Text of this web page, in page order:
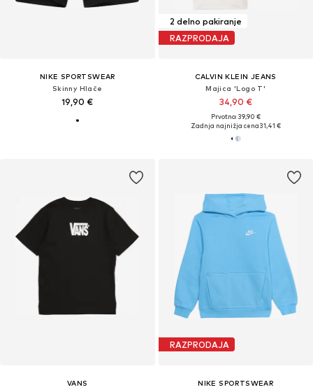
NIKE SPORTSWEAR
Skinny Hlače
19,90 €
2 delno pakiranje
RAZPRODAJA
CALVIN KLEIN JEANS
Majica 'Logo T'
34,90 €
Prvotno: 39,90 €
Zadnja najnižja cena31,41 €
VANS
RAZPRODAJA
NIKE SPORTSWEAR